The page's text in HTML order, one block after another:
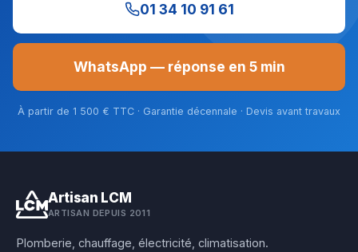
01 34 10 91 61
WhatsApp — réponse en 5 min
À partir de 1 500 € TTC · Garantie décennale · Devis avant travaux
Artisan LCM
ARTISAN DEPUIS 2011
Plomberie, chauffage, électricité, climatisation.